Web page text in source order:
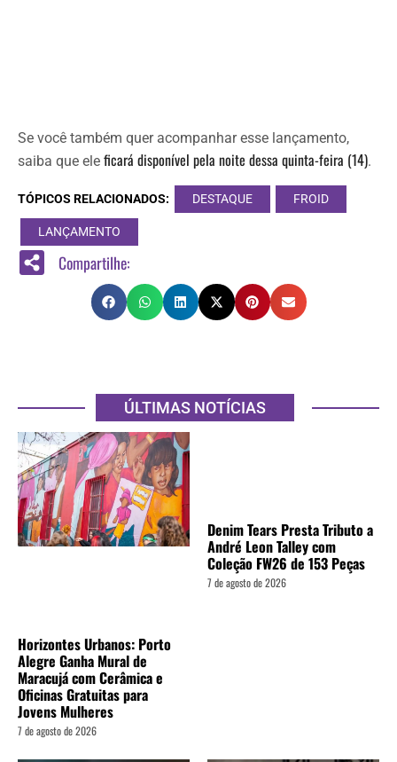
Se você também quer acompanhar esse lançamento,
saiba que ele ficará disponível pela noite dessa quinta-feira (14).
TÓPICOS RELACIONADOS: DESTAQUE FROID
LANÇAMENTO
Compartilhe:
ÚLTIMAS NOTÍCIAS
Horizontes Urbanos: Porto
Alegre Ganha Mural de
Maracujá com Cerâmica e
Oficinas Gratuitas para
Jovens Mulheres
7 de agosto de 2026
Denim Tears Presta Tributo a
André Leon Talley com
Coleção FW26 de 153 Peças
7 de agosto de 2026